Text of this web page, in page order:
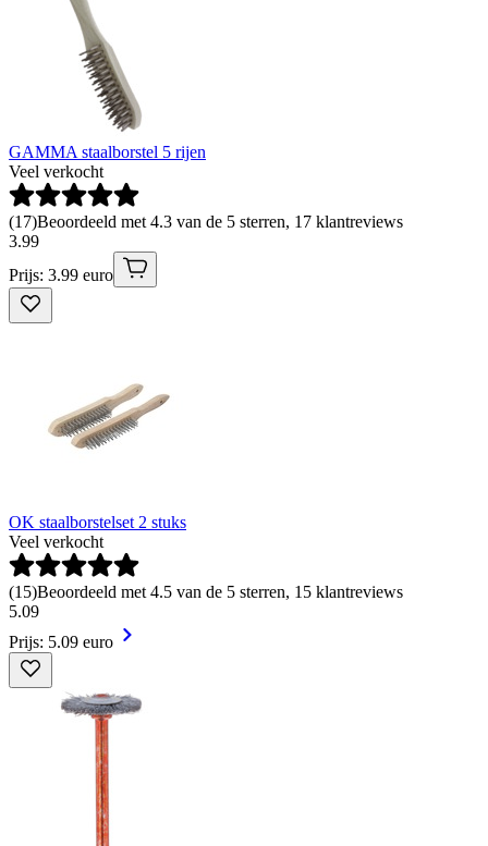
GAMMA staalborstel 5 rijen
Veel verkocht
(17)Beoordeeld met 4.3 van de 5 sterren, 17 klantreviews
3.99
Prijs: 3.99 euro
OK staalborstelset 2 stuks
Veel verkocht
(15)Beoordeeld met 4.5 van de 5 sterren, 15 klantreviews
5.09
Prijs: 5.09 euro